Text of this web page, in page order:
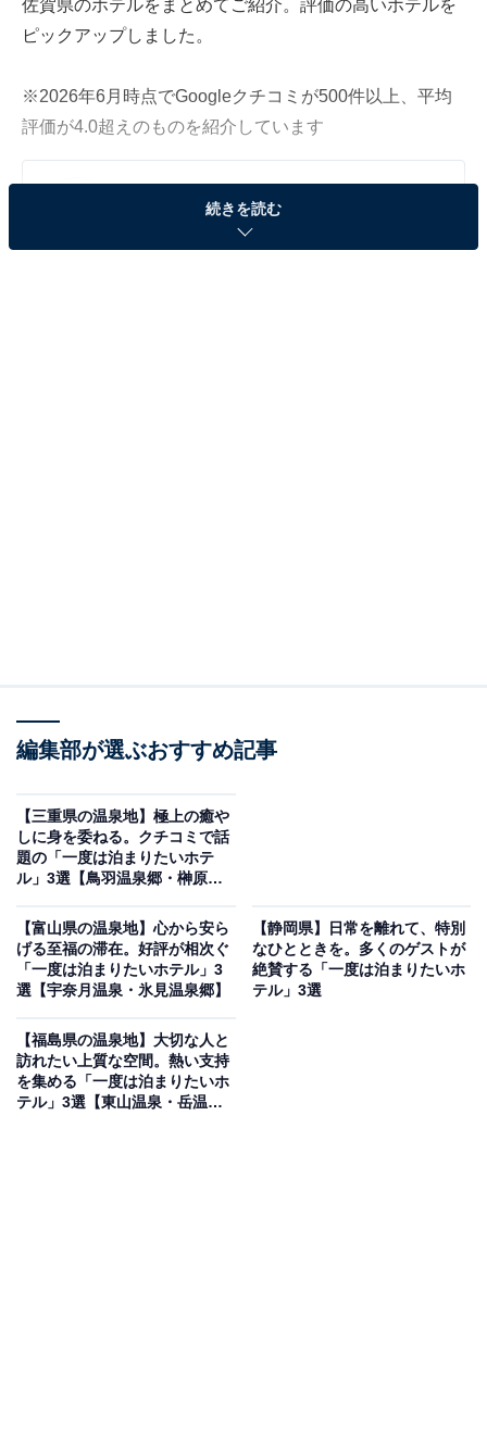
佐賀県のホテルをまとめてご紹介。評価の高いホテルを
ピックアップしました。
※2026年6月時点でGoogleクチコミが500件以上、平均
評価が4.0超えのものを紹介しています
嬉野温泉 茶心の宿 和楽園（画像：「嬉野温泉 茶心の宿 和楽園」公式Web
「嬉野温泉 茶心の宿 和楽園」は、日本有数の茶どころ嬉
野ならではの「お茶」をテーマにした和風旅館です。名
物の「露天茶風呂」では、巨大な急須から注がれるお湯
とお茶の成分で、美肌の湯をさらに贅沢に堪能できま
す。食事では、特産の嬉野茶を使用した「茶粥」や「温
泉湯どうふ」など、地元の味覚を心ゆくまで味わえるの
続きを読む
編集部が選ぶおすすめ記事
【三重県の温泉地】極上の癒や
しに身を委ねる。クチコミで話
題の「一度は泊まりたいホテ
ル」3選【鳥羽温泉郷・榊原温
【富山県の温泉地】心から安ら
げる至福の滞在。好評が相次ぐ
「一度は泊まりたいホテル」3
選【宇奈月温泉・氷見温泉郷】
【静岡県】日常を離れて、特別
なひとときを。多くのゲストが
絶賛する「一度は泊まりたいホ
テル」3選
【福島県の温泉地】大切な人と
訪れたい上質な空間。熱い支持
を集める「一度は泊まりたいホ
テル」3選【東山温泉・岳温